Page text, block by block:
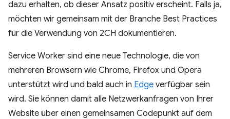
dazu erhalten, ob dieser Ansatz positiv erscheint. Falls ja,
möchten wir gemeinsam mit der Branche Best Practices
für die Verwendung von 2CH dokumentieren.
Service Worker sind eine neue Technologie, die von
mehreren Browsern wie Chrome, Firefox und Opera
unterstützt wird und bald auch in Edge verfügbar sein
wird. Sie können damit alle Netzwerkanfragen von Ihrer
Website über einen gemeinsamen Codepunkt auf dem